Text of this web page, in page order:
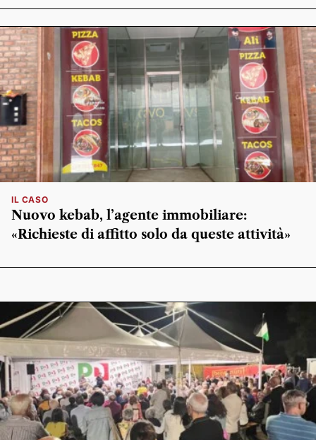
IL CASO
Nuovo kebab, l’agente immobiliare:
«Richieste di affitto solo da queste attività»